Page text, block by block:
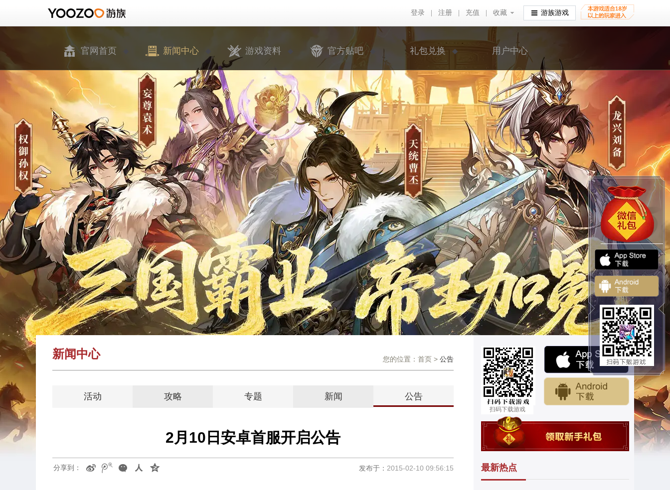
登录 注册 充值 收藏
收藏 游族游戏
官网首页 新闻中心 游戏资料 官方贴吧 礼包兑换 用户中心
新闻中心 您的位置： 首页 > 公告
活动 攻略 专题 新闻 公告
2月10日安卓首服开启公告
发布于： 2015-02-10 09:56:15
分享到：
扫码下载游戏
最新热点